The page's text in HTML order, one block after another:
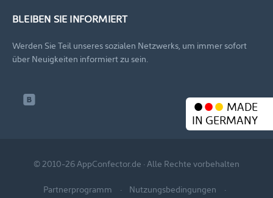
BLEIBEN SIE INFORMIERT
Werden Sie Teil unseres sozialen Netzwerks, um immer sofort
über Neuigkeiten informiert zu sein.
MADE
IN GERMANY
© 2010-26 AppConfector.de · Alle Rechte vorbehalten
Partnerprogramm Nutzungsbedingungen